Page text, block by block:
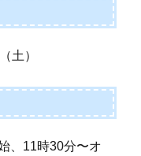
土）
、11時30分〜オ